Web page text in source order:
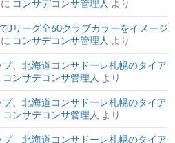
に コンサデコンサ管理人 より
Jリーグ全60クラブカラーをイメージ
に コンサデコンサ管理人 より
、北海道コンサドーレ札幌のタイア
コンサデコンサ管理人 より
、北海道コンサドーレ札幌のタイア
コンサデコンサ管理人 より
、北海道コンサドーレ札幌のタイア